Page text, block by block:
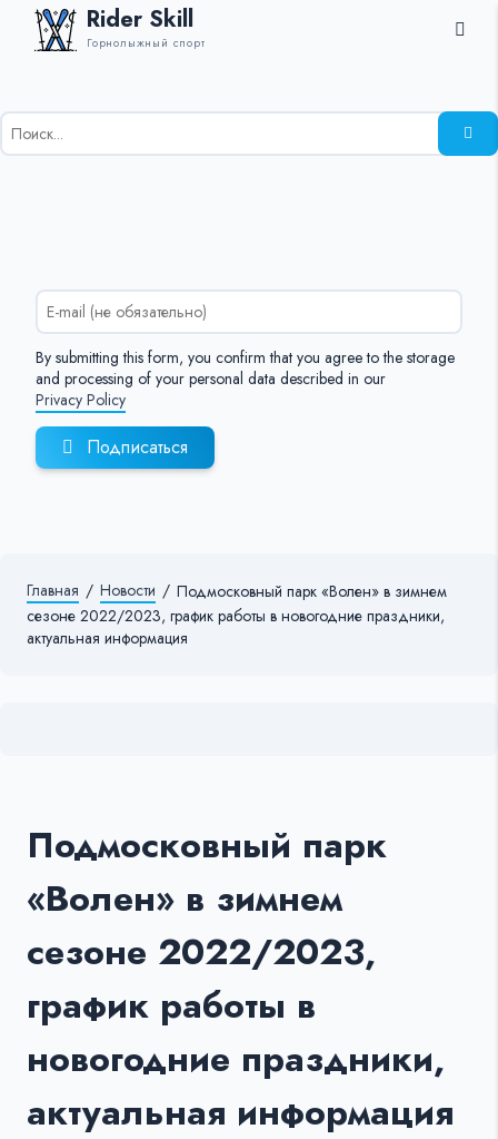
Rider Skill
Горнолыжный спорт
Результаты
поиска
By submitting this form, you confirm that you agree to the storage
and processing of your personal data described in our
Privacy Policy
Подписаться
Главная / Новости / Подмосковный парк «Волен» в зимнем
сезоне 2022/2023, график работы в новогодние праздники,
актуальная информация
Подмосковный парк
«Волен» в зимнем
сезоне 2022/2023,
график работы в
новогодние праздники,
актуальная информация